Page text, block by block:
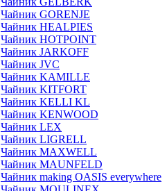
Чайник GORENJE
Чайник HEALPIES
Чайник HOTPOINT
Чайник JARKOFF
Чайник JVC
Чайник KAMILLE
Чайник KITFORT
Чайник KELLI KL
Чайник KENWOOD
Чайник LEX
Чайник LIGRELL
Чайник MAXWELL
Чайник MAUNFELD
Чайник making OASIS everywhere